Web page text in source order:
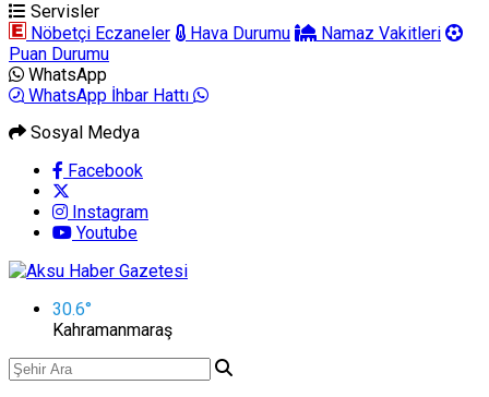
Servisler
Nöbetçi Eczaneler
Hava Durumu
Namaz Vakitleri
Puan Durumu
WhatsApp
WhatsApp İhbar Hattı
Sosyal Medya
Facebook
Instagram
Youtube
30.6°
Kahramanmaraş